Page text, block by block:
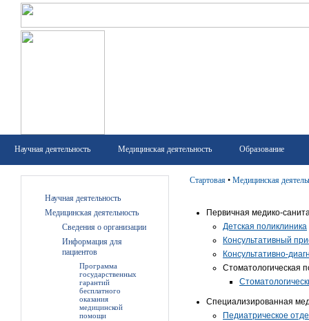
Научная деятельность Медицинская деятельность Образование
Научная деятельность
Медицинская деятельность
Сведения о организации
Информация для
пациентов
Программа
государственных
гарантий
бесплатного
оказания
медицинской
помощи
Стартовая • Медицинская
Первичная медико-
Детская поликлиника
Консультативный
Консультативно-
Стоматологическая
Специализированная
Педиатрическое